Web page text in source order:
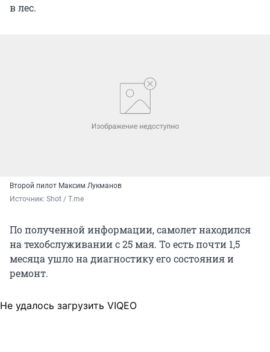
в лес.
Второй пилот Максим Лукманов
Источник: Shot / T.me
По полученной информации, самолет находился
на техобслуживании с 25 мая. То есть почти 1,5
месяца ушло на диагностику его состояния и
ремонт.
Не удалось загрузить VIQEO